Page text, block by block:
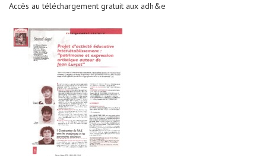
Accès au téléchargement gratuit aux adh&e